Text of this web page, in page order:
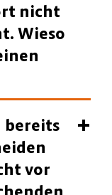
nicht
Wieso
bereits
vor